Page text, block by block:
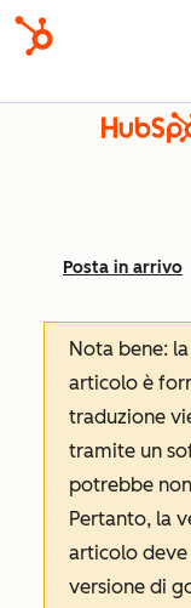
Posta in arrivo
Nota bene:
articolo è
traduzione
tramite un
potrebbe
Pertanto, la
articolo deve
versione di